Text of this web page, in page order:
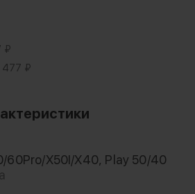
₽
477 ₽
60Pro/X50I/X40, Play 50/40